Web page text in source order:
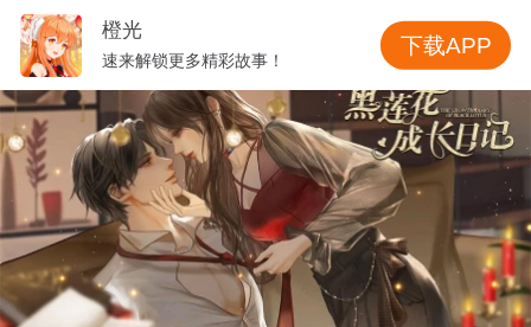
橙光
速来解锁更多精彩故事！
下载APP